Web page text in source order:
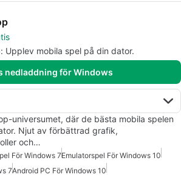
Upplev mobila spel på din dator.
nedladdning för Windows
universumet, där de bästa mobila spelen
Njut av förbättrad grafik,
och…
För Windows 7Emulatorspel För Windows 10
7Android PC För Windows 10